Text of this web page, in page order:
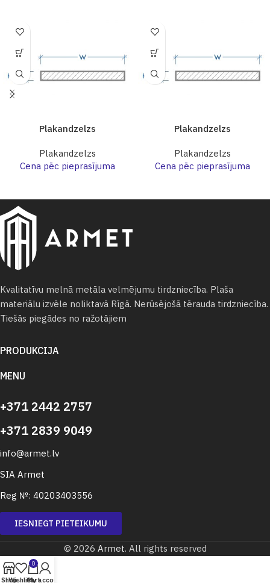
Plakandzelzs
Plakandzelzs
Cena pēc pieprasījuma
Plakandzelzs
Plakandzelzs
Cena pēc pieprasījuma
Kvalitatīvu melnā metāla velmējumu tirdzniecība. Plaša
materiālu izvēle noliktavā Rīgā. Nerūsējošā tērauda tirdzniecība.
Tiešās piegādes no ražotājiem
PRODUKCIJA
MENU
+371 2442 2757
+371 2839 9049
info@armet.lv
SIA Armet
Reg №: 40203403556
IESNIEGT PIETEIKUMU
© 2026 Armet. All rights reserved
ShopWishlist
0
Cart
My account